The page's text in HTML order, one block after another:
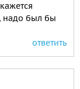
надо был бы
ответить